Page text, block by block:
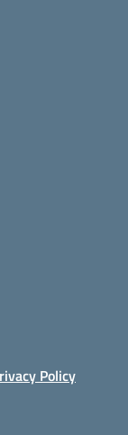
Policy